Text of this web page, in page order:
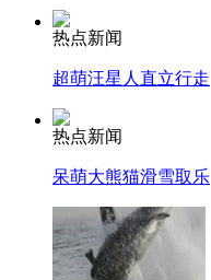
热点新闻
超萌汪星人直立行走
热点新闻
呆萌大熊猫滑雪取乐